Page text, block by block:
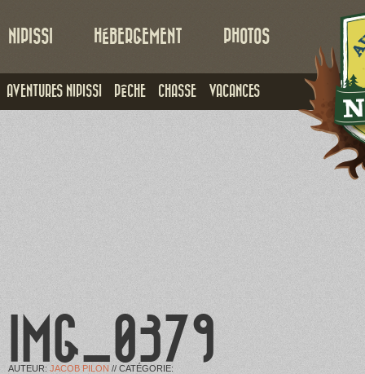
NIPISSI
AVENTURES NIPISSI PÊCHE CHASSE VACANCES
HÉBERGEMENT PHOTOS
IMG_0379
AUTEUR: JACOB PILON // CATÉGORIE: